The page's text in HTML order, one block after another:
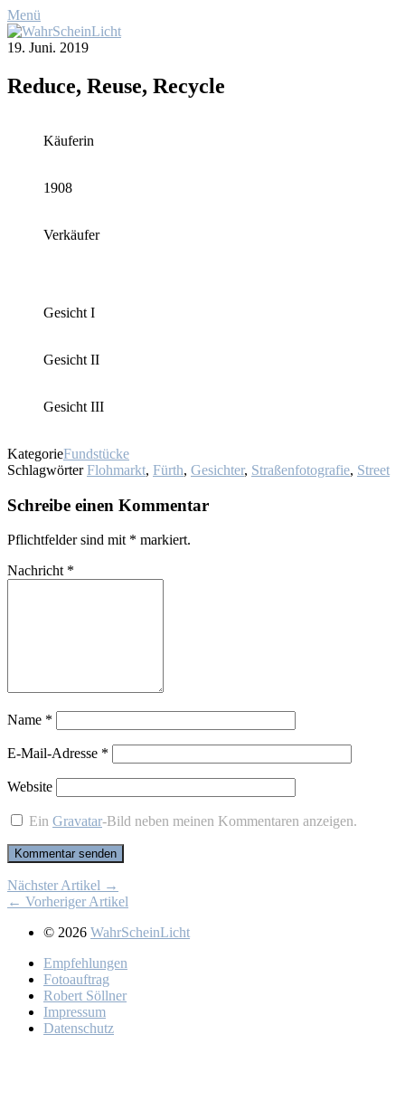
Menü
19. Juni. 2019
Re­du­ce, Reu­se, Re­cy­cle
Käu­fe­rin
1908
Ver­käu­fer
Ge­sicht I
Ge­sicht II
Ge­sicht III
KategorieFundstücke
Schlagwörter Flohmarkt, Fürth, Gesichter, Straßenfotografie, Street
Schreibe einen Kommentar
Pflichtfelder sind mit * markiert.
Nachricht *
Name *
E-Mail-Adresse *
Website
EinGravatar-Bild neben meinen Kommentaren anzeigen.
Nächster Artikel →
← Vorheriger Artikel
© 2026 WahrScheinLicht
Emp­feh­lun­gen
Fo­to­auf­trag
Ro­bert Söll­ner
Im­pres­sum
Da­ten­schutz